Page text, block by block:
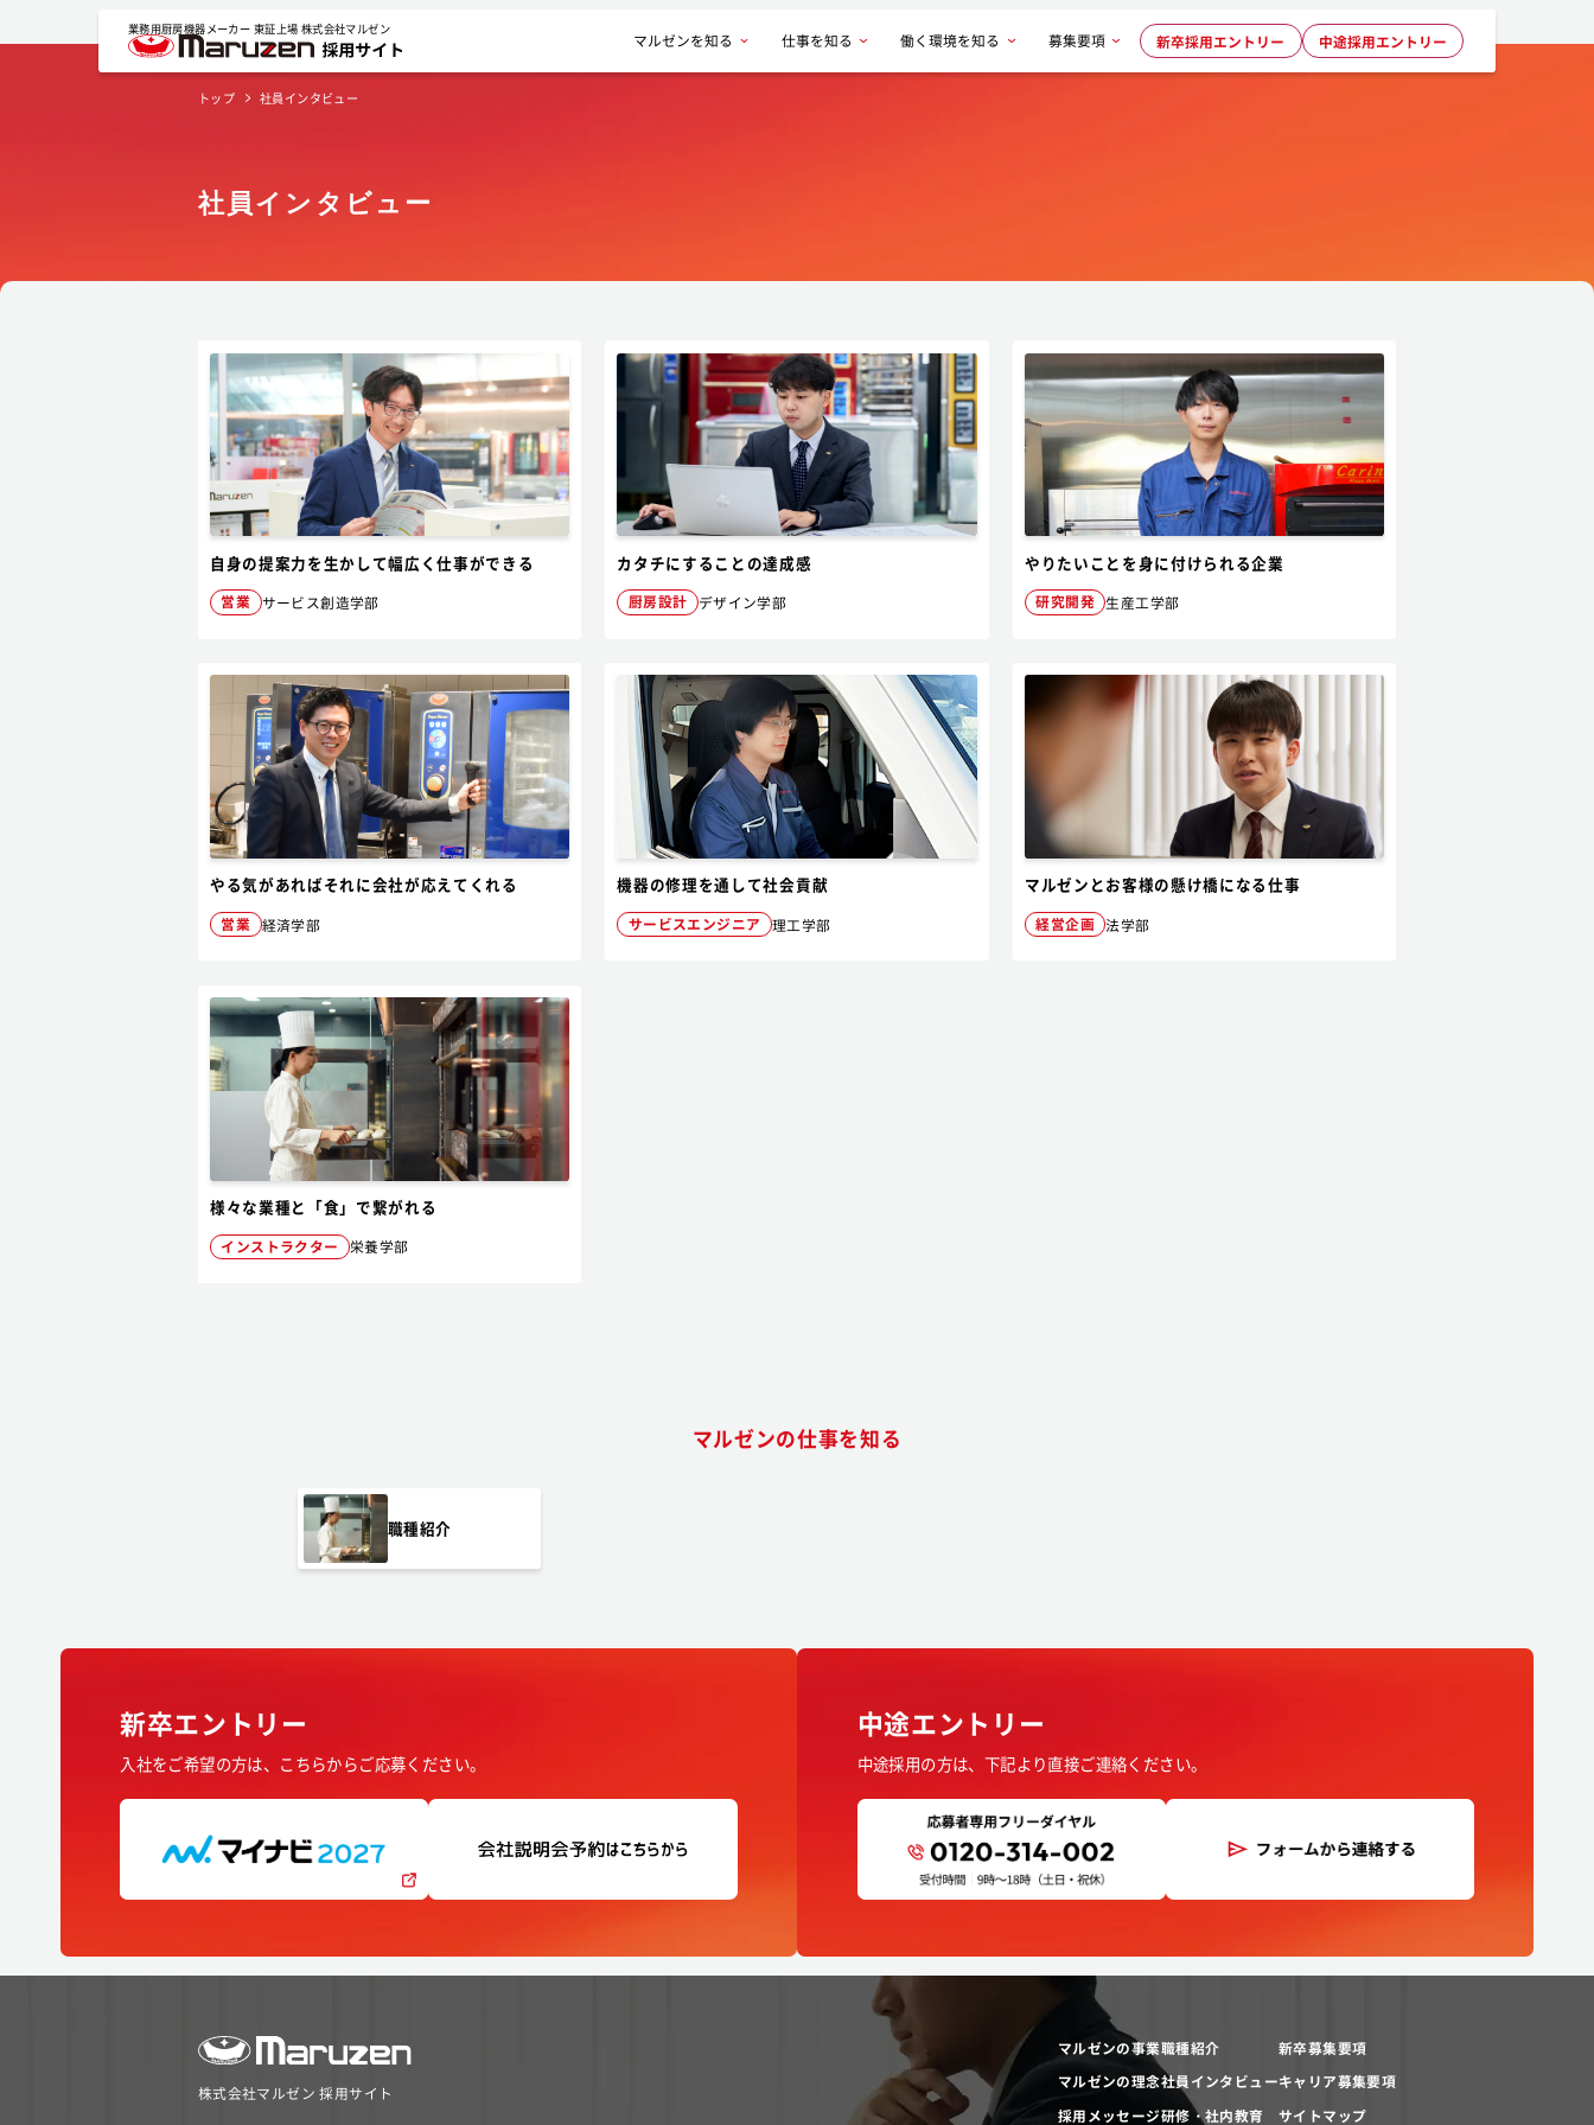
業務用厨房機器メーカー 東証上場 株式会社マルゼン
マルゼンを知る 仕事を知る 働く環境を知る 募集要項 新卒採用エントリー 中途採用エントリー
トップ 社員インタビュー
社員インタビュー
自身の提案力を生かして幅広く仕事ができる
営業 サービス創造学部
カタチにすることの達成感
厨房設計 デザイン学部
やりたいことを身に付けられる企業
研究開発 生産工学部
やる気があればそれに会社が応えてくれる
営業 経済学部
機器の修理を通して社会貢献
サービスエンジニア 理工学部
マルゼンとお客様の懸け橋になる仕事
経営企画 法学部
様々な業種と「食」で繋がれる
インストラクター 栄養学部
マルゼンの仕事を知る
職種紹介
新卒エントリー
入社をご希望の方は、こちらからご応募ください。
中途エントリー
中途採用の方は、下記より直接ご連絡ください。
株式会社マルゼン 採用サイト
マルゼンの事業
マルゼンの理念
採用メッセージ
職種紹介
社員インタビュー
研修・社内教育
新卒募集要項
キャリア募集要項
サイトマップ